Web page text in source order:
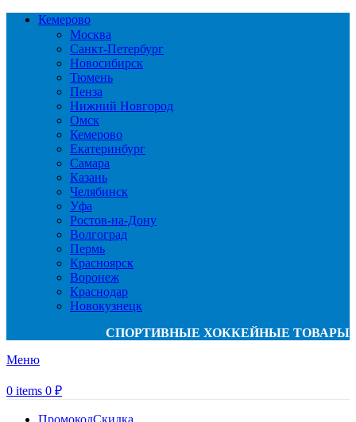
Кемерово
Москва
Санкт-Петербург
Новосибирск
Тюмень
Пенза
Нижний Новгород
Омск
Кемерово
Екатеринбург
Самара
Казань
Челябинск
Уфа
Ростов-на-Дону
Волгоград
Пермь
Красноярск
Воронеж
Краснодар
Новокузнецк
СПОРТИВНЫЕ ХОККЕЙНЫЕ ТОВАРЫ
Меню
0 items 0 ₽
ПромокодСкидка